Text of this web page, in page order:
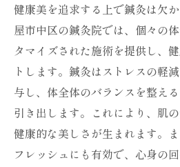
健康美を追求する上で鍼灸は欠
屋市中区の鍼灸院では、個々の
タマイズされた施術を提供し、
トします。鍼灸はストレスの軽
与し、体全体のバランスを整え
引き出します。これにより、肌
健康的な美しさが生まれます。
フレッシュにも有効で、心身の